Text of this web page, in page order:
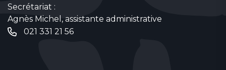
Secrétariat :
Agnès Michel, assistante administrative
021 331 21 56